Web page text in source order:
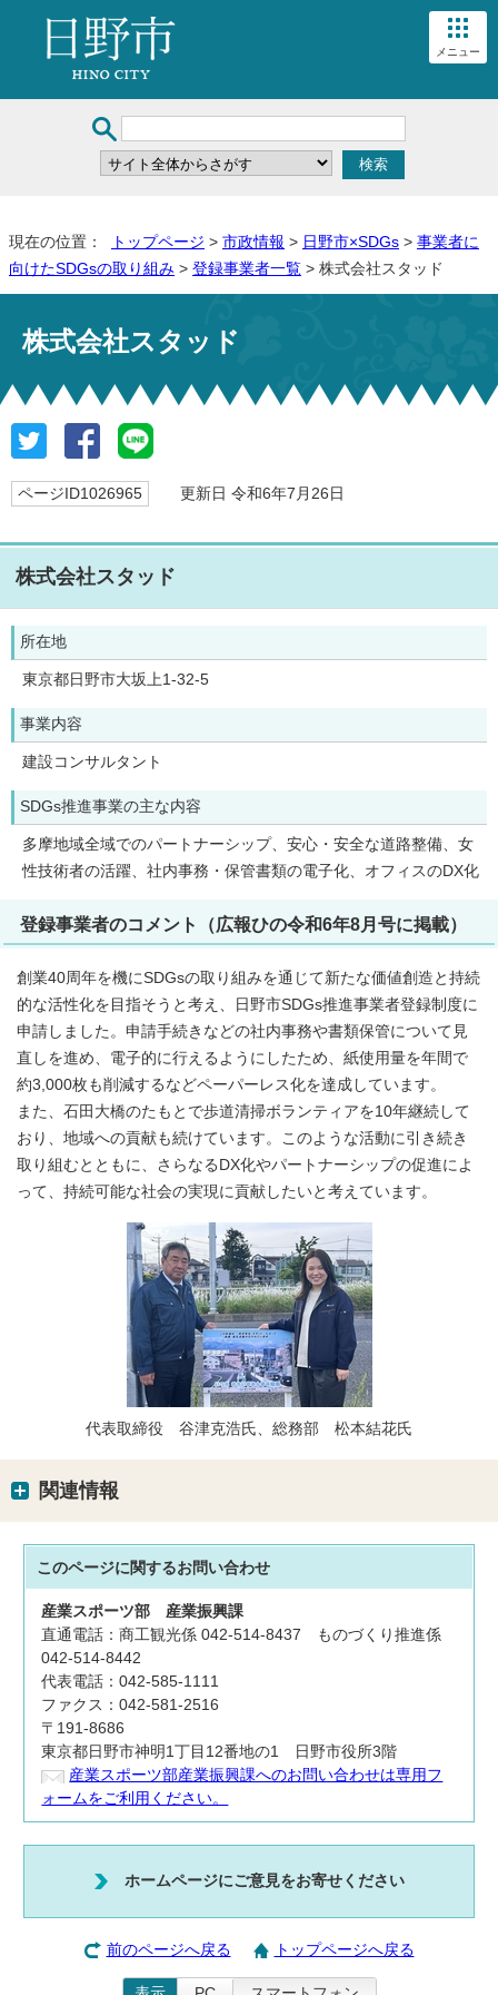
メニュー
現在の位置： トップページ > 市政情報 > 日野市×SDGs > 事業者に
向けたSDGsの取り組み > 登録事業者一覧 > 株式会社スタッド
株式会社スタッド
ページID1026965 更新日 令和6年7月26日
株式会社スタッド
所在地
東京都日野市大坂上1-32-5
事業内容
建設コンサルタント
SDGs推進事業の主な内容
多摩地域全域でのパートナーシップ、安心・安全な道路整備、女
性技術者の活躍、社内事務・保管書類の電子化、オフィスのDX化
登録事業者のコメント（広報ひの令和6年8月号に掲載）
創業40周年を機にSDGsの取り組みを通じて新たな価値創造と持続
的な活性化を目指そうと考え、日野市SDGs推進事業者登録制度に
申請しました。申請手続きなどの社内事務や書類保管について見
直しを進め、電子的に行えるようにしたため、紙使用量を年間で
約3,000枚も削減するなどペーパーレス化を達成しています。
また、石田大橋のたもとで歩道清掃ボランティアを10年継続して
おり、地域への貢献も続けています。このような活動に引き続き
取り組むとともに、さらなるDX化やパートナーシップの促進によ
って、持続可能な社会の実現に貢献したいと考えています。
代表取締役 谷津克浩氏、総務部 松本結花氏
関連情報
このページに関するお問い合わせ
産業スポーツ部産業振興課
直通電話：商工観光係 042-514-8437 ものづくり推進係
042-514-8442
代表電話：042-585-1111
ファクス：042-581-2516
〒191-8686
東京都日野市神明1丁目12番地の1 日野市役所3階
産業スポーツ部産業振興課へのお問い合わせは専用フ
ォームをご利用ください。
ホームページにご意見をお寄せください
前のページへ戻る トップページへ戻る